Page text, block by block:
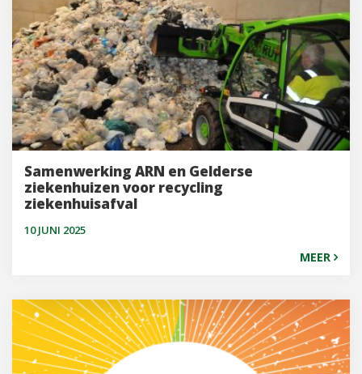
Samenwerking ARN en Gelderse
ziekenhuizen voor recycling
ziekenhuisafval
10 JUNI 2025
MEER